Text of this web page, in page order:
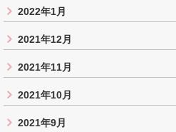
2022年1月
2021年12月
2021年11月
2021年10月
2021年9月